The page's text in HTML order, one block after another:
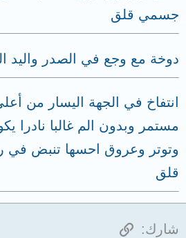
جسمي قلق
دوخة مع وجع في الصدر واليد
انتفاخ في الجهة اليسار من
مستمر وبدون الم غالبا نادرا
وتوتر وعروق احسها تنبض
قلق
شارك: الرابط